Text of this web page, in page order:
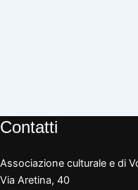
Contatti
Associazione culturale e di
Via Aretina, 40